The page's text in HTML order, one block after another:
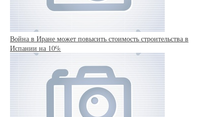
Война в Иране может повысить стоимость строительства в
Испании на 10%